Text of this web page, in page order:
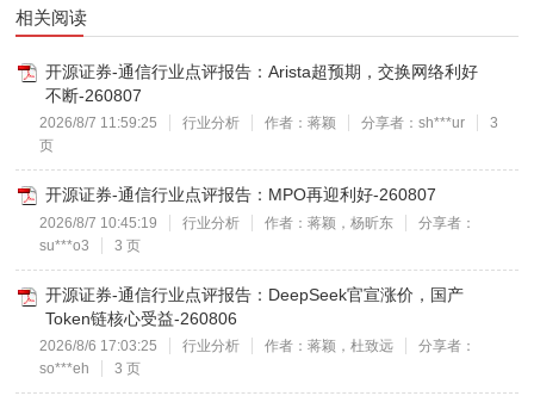
相关阅读
开源证券-通信行业点评报告：Arista超预期，交换网络利好
不断-260807
2026/8/7 11:59:25 行业分析 作者：蒋颖 分享者：sh***ur
3
页
开源证券-通信行业点评报告：MPO再迎利好-260807
2026/8/7 10:45:19 行业分析 作者：蒋颖，杨昕东
分享者：
su***o3
3 页
开源证券-通信行业点评报告：DeepSeek官宣涨价，国产
Token链核心受益-260806
2026/8/6 17:03:25 行业分析 作者：蒋颖，杜致远
分享者：
so***eh
3 页